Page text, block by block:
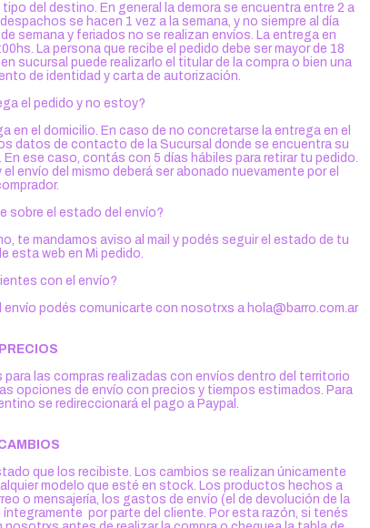
del destino. En general la demora se encuentra entre 2 a
se hacen 1 vez a la semana, y no siempre al día
semana y feriados no se realizan envíos. La entrega en
La persona que recibe el pedido debe ser mayor de 18
sucursal puede realizarlo el titular de la compra o bien una
de identidad y carta de autorización.
el pedido y no estoy?
en el domicilio. En caso de no concretarse la entrega en el
datos de contacto de la Sucursal donde se encuentra su
ese caso, contás con 5 días hábiles para retirar tu pedido.
envío del mismo deberá ser abonado nuevamente por el
sobre el estado del envío?
te mandamos aviso al mail y podés seguir el estado de tu
esta web en Mi pedido.
con el envío?
envío podés comunicarte con nosotrxs a hola@barro.com.ar
PRECIOS
las compras realizadas con envíos dentro del territorio
opciones de envío con precios y tiempos estimados. Para
se redireccionará el pago a Paypal.
que los recibiste. Los cambios se realizan únicamente
modelo que esté en stock. Los productos hechos a
o mensajería, los gastos de envío (el de devolución de la
íntegramente por parte del cliente. Por esta razón, si tenés